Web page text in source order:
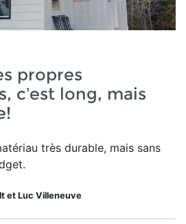
propres
c’est long, mais
très durable, mais sans
et Luc Villeneuve